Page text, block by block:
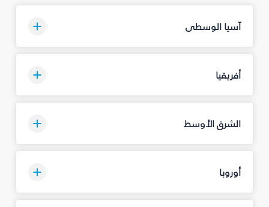
آسيا الوسطى
أفريقيا
الشرق الأوسط
أوروبا